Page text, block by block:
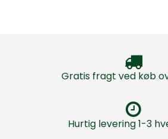
Gratis fragt ved køb
Hurtig levering 1-3